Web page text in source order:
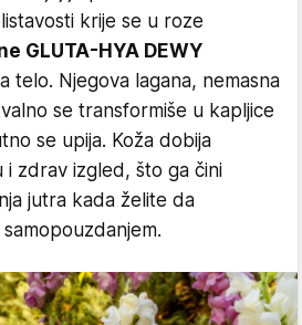
krije se u roze
GLUTA-HYA DEWY
telo. Njegova lagana, nemasna
se transformiše u kapljice
se upija. Koža dobija
i zdrav izgled, što ga čini
jutra kada želite da